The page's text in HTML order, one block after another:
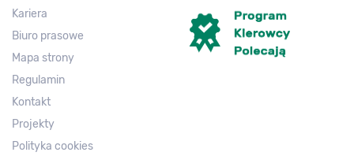
Kariera
Biuro prasowe
Mapa strony
Regulamin
Kontakt
Projekty
Polityka cookies